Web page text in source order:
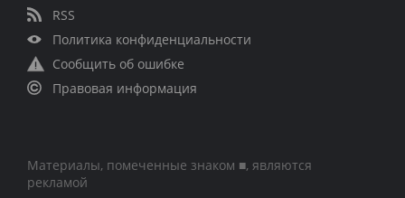
RSS
Политика конфиденциальности
Сообщить об ошибке
Правовая информация
Материалы, помеченные знаком ■, являются
рекламой